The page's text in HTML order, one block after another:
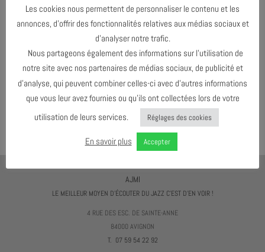
AGENDA AU FORMATI
TÉLÉCHARGER LE PROGRAMME
AJMI
LE MEILLEUR MOYEN D'ÉCOUTER DU JAZZ C'EST D'EN VOIR !
4 RUE DES ESC. DE SAINTE-ANNE
84000 AVIGNON
T. 07 59 54 22 92
Les cookies nous permettent de personnaliser le contenu et les
annonces, d’offrir des fonctionnalités relatives aux médias sociaux et
d’analyser notre trafic.
Nous partageons également des informations sur l’utilisation de
notre site avec nos partenaires de médias sociaux, de publicité et
d’analyse, qui peuvent combiner celles-ci avec d’autres informations
que vous leur avez fournies ou qu’ils ont collectées lors de votre
utilisation de leurs services.
Réglages des cookies
En savoir plus Accepter